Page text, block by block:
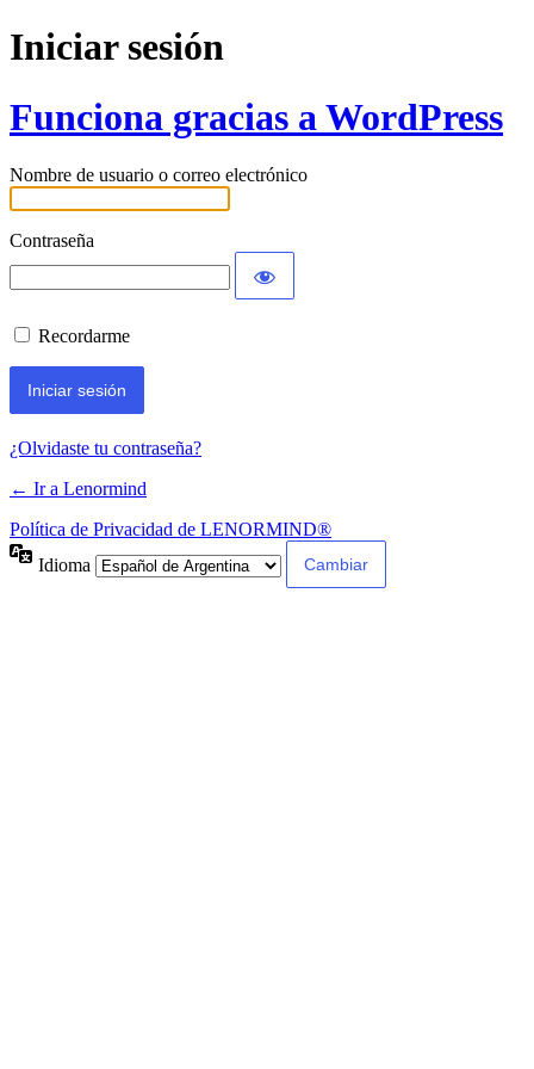
Iniciar sesión
Funciona gracias a WordPress
Nombre de usuario o correo electrónico
Contraseña
Recordarme
¿Olvidaste tu contraseña?
← Ir a Lenormind
Política de Privacidad de LENORMIND®
Idioma